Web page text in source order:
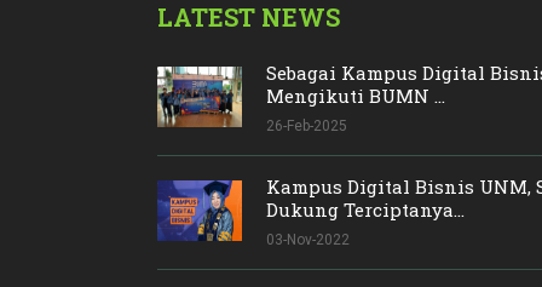
LATEST NEWS
Sebagai Kampus Digital
Mengikuti BUMN ...
26-Feb-2025
Kampus Digital Bisnis UNM,
Dukung Terciptanya...
03-Nov-2022